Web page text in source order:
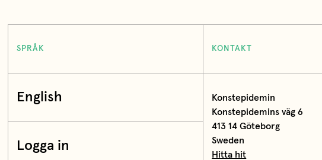
SPRÅK
English
Logga in
KONTAKT
Konstepidemin
Konstepidemins väg 6
413 14 Göteborg
Sweden
Hitta hit